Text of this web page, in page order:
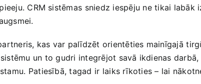
CRM sistēmas⁢ sniedz iespēju ⁢ne tikai
kas var palīdzēt orientēties mainīgajā
un to gudri integrējot savā ‍ikdienas
Patiesībā, tagad⁢ ir laiks rīkoties – lai